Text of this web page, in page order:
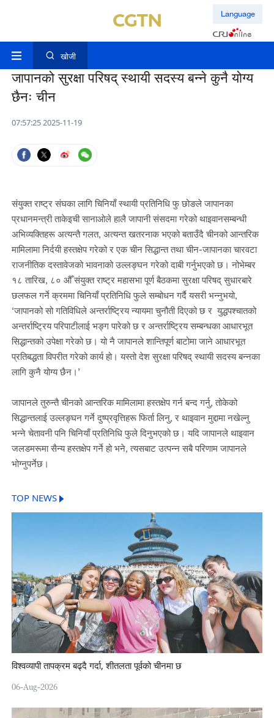
Language
खोजी
जापानको सुरक्षा परिषद् स्थायी सदस्य बन्ने कुनै योग्य
छैनः चीन
07:57:25 2025-11-19
संयुक्त राष्ट्र संघका लागि चिनियाँ स्थायी प्रतिनिधि फु छोङले जापानका
प्रधानमन्त्री ताकेइची सानाओले हालै जापानी संसदमा गरेको थाइवानसम्बन्धी
अभिव्यक्तिहरू अत्यन्तै गलत, अत्यन्त खतरनाक भएको बताउँदै चीनको आन्तरिक
मामिलामा निर्दयी हस्तक्षेप गरेको र एक चीन सिद्धान्त तथा चीन-जापानका चारवटा
राजनीतिक दस्तावेजको भावनाको उल्लङ्घन गरेको दाबी गर्नुभएको छ। नोभेम्बर
१८ तारिख, ८० औँ संयुक्त राष्ट्र महासभा पूर्ण बैठकमा सुरक्षा परिषद् सुधारबारे
छलफल गर्ने क्रममा चिनियाँ प्रतिनिधि फुले सम्बोधन गर्दै यसरी भन्नुभयो,
‘जापानको सो गतिविधिले अन्तर्राष्ट्रिय न्यायमा चुनौती दिएको छ र युद्धपश्चातको
अन्तर्राष्ट्रिय परिपाटीलाई भङ्ग पारेको छ र अन्तर्राष्ट्रिय सम्बन्धका आधारभूत
सिद्धान्तको उपेक्षा गरेको छ। यो नै जापानले शान्तिपूर्ण बाटोमा जाने आधारभूत
प्रतिबद्धता विपरीत गरेको कार्य हो। यस्तो देश सुरक्षा परिषद् स्थायी सदस्य बन्नका
लागि कुनै योग्य छैन।’
जापानले तुरुन्तै चीनको आन्तरिक मामिलामा हस्तक्षेप गर्न बन्द गर्नु, तोकेको
सिद्धान्तलाई उल्लङ्घन गर्ने दुष्प्रवृत्तिहरू फिर्ता लिनु, र थाइवान मुद्दामा नखेल्नु
भन्ने चेतावनी पनि चिनियाँ प्रतिनिधि फुले दिनुभएको छ। यदि जापानले थाइवान
जलडमरूमा सैन्य हस्तक्षेप गर्ने हो भने, त्यसबाट उत्पन्न सबै परिणाम जापानले
भोग्नुपर्नेछ।
TOP NEWS
विश्वव्यापी तापक्रम बढ्दै गर्दा, शीतलता पूर्वको चीनमा छ
06-Aug-2026